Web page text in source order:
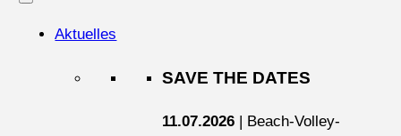
Aktuelles
SAVE THE DATES
11.07.2026 | Beach-Volley-